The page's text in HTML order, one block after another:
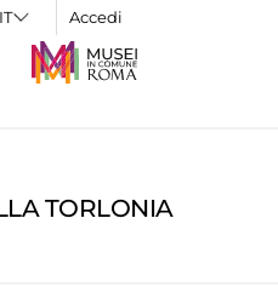
Accedi
TORLONIA